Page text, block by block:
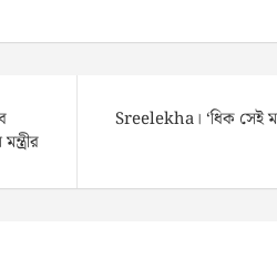
Sreelekha। ‘ধিক সেই